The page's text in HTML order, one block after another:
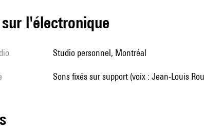
l'électronique
studio personnel, Montréal
sons fixés sur support (voix : Jean-Louis